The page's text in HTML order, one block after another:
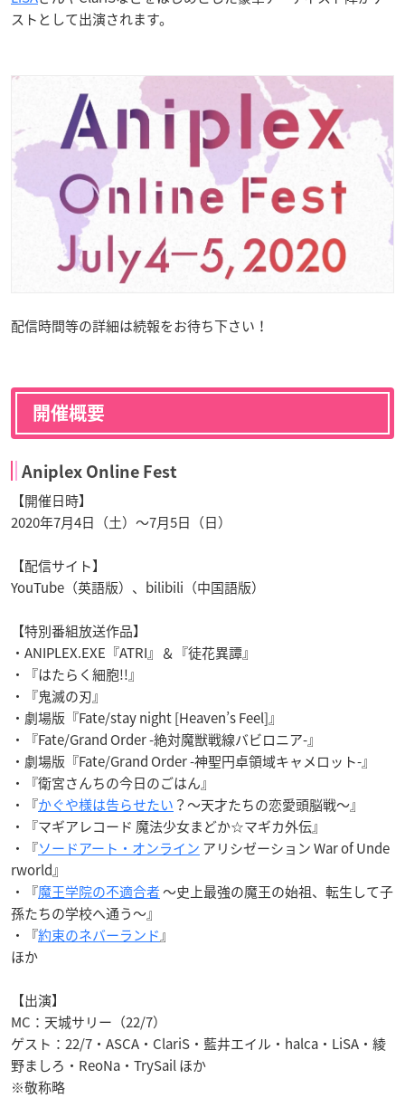
ストとして出演されます。
配信時間等の詳細は続報をお待ち下さい！
開催概要
Aniplex Online Fest
【開催日時】
2020年7月4日（土）～7月5日（日）
【配信サイト】
YouTube（英語版）、bilibili（中国語版）
【特別番組放送作品】
・ANIPLEX.EXE『ATRI』＆『徒花異譚』
・『はたらく細胞!!』
・『鬼滅の刃』
・劇場版『Fate/stay night [Heaven’s Feel]』
・『Fate/Grand Order -絶対魔獣戦線バビロニア-』
・劇場版『Fate/Grand Order -神聖円卓領域キャメロット-』
・『衛宮さんちの今日のごはん』
・『かぐや様は告らせたい ？～天才たちの恋愛頭脳戦～』
・『マギアレコード 魔法少女まどか☆マギカ外伝』
・『ソードアート・オンライン アリシゼーション War of Unde
rworld』
・『魔王学院の不適合者～史上最強の魔王の始祖、転生して子
孫たちの学校へ通う～』
・『約束のネバーランド』
ほか
【出演】
MC：天城サリー（22/7）
ゲスト：22/7・ASCA・ClariS・藍井エイル・halca・LiSA・綾
野ましろ・ReoNa・TrySail ほか
※敬称略